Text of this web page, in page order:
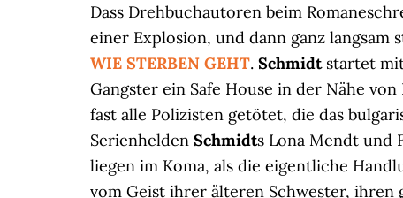
Dass Drehbuchautoren beim
einer Explosion, und dann ganz langsam
WIE STERBEN GEHT. Schmidt startet
Gangster ein Safe House in der Nähe
fast alle Polizisten getötet, die das
Serienhelden Schmidts Lona Mendt und
liegen im Koma, als die eigentliche
vom Geist ihrer älteren Schwester,